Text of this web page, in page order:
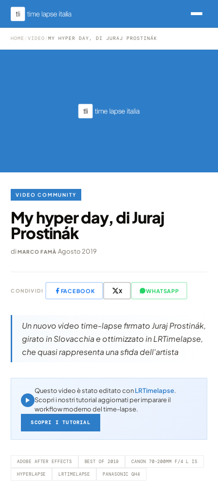
HOME /VIDEO /MY HYPER DAY, DI JURAJ PROSTINÁK
VIDEO COMMUNITY
My hyper day, di Juraj
Prostinák
diMARCO FAMÀ·Agosto 2019
CONDIVIDI FACEBOOK X WHATSAPP
Un nuovo video time-lapse firmato Juraj Prostinák,
girato in Slovacchia e ottimizzato in LRTimelapse,
che quasi rappresenta una sfida dell'artista
Questo video è stato editato conLRTimelapse.
Scopri i nostri tutorial aggiornati per imparare il
workflow moderno del time-lapse.
SCOPRI I TUTORIAL
ADOBE AFTER EFFECTS BEST OF 2019 CANON 70-200MM F/4 L IS
HYPERLAPSE LRTIMELAPSE PANASONIC GH4